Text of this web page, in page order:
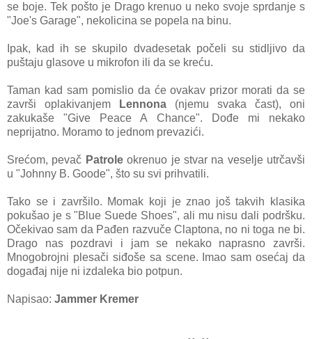
se boje. Tek pošto je Drago krenuo u neko svoje sprdanje s
"Joe's Garage", nekolicina se popela na binu.
Ipak, kad ih se skupilo dvadesetak počeli su stidljivo da
puštaju glasove u mikrofon ili da se kreću.
Taman kad sam pomislio da će ovakav prizor morati da se
završi oplakivanjem
Lennona (njemu svaka čast), oni
zakukaše "Give Peace A Chance". Dođe mi nekako
neprijatno. Moramo to jednom prevazići.
Srećom, pevač Patroleokrenuo je stvar na veselje utrčavši
u "Johnny B. Goode", što su svi prihvatili.
Tako se i završilo. Momak koji je znao još takvih klasika
pokušao je s "Blue Suede Shoes", ali mu nisu dali podršku.
Očekivao sam da Pađen razvuče Claptona, no ni toga ne bi.
Drago nas pozdravi i jam se nekako naprasno završi.
Mnogobrojni plesači siđoše sa scene. Imao sam osećaj da
događaj nije ni izdaleka bio potpun.
Napisao: Jammer Kremer